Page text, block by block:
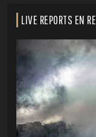
LIVE REPORTS EN